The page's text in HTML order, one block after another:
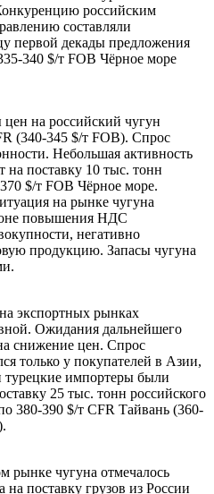
российским
составляли
первой декады предложения
340 $/т FOB Чёрное море
на российский чугун
(340-345 $/т FOB). Спрос
Небольшая активность
на поставку 10 тыс. тонн
$/т FOB Чёрное море.
на рынке чугуна
повышения НДС
негативно
продукцию. Запасы чугуна
экспортных рынках
Ожидания дальнейшего
снижение цен. Спрос
только у покупателей в Азии,
турецкие импортеры были
25 тыс. тонн российского
380-390 $/т CFR Тайвань (360-
рынке чугуна отмечалось
на поставку грузов из России